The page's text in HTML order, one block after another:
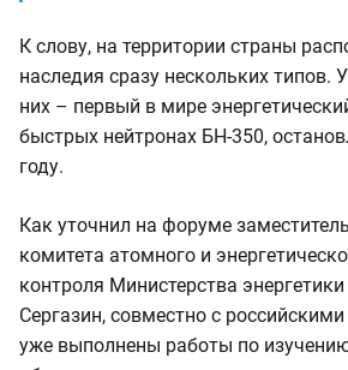
К слову, на территории страны
наследия сразу нескольких типов.
них – первый в мире
быстрых нейтронах БН-350,
году.
Как уточнил на форуме
комитета атомного и
контроля Министерства
Сергазин, совместно с
уже выполнены работы по